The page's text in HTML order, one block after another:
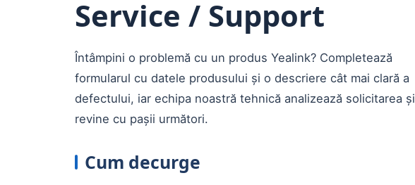
Service / Support
Întâmpini o problemă cu un produs Yealink? Completează
formularul cu datele produsului și o descriere cât mai clară a
defectului, iar echipa noastră tehnică analizează solicitarea și
revine cu pașii următori.
Cum decurge